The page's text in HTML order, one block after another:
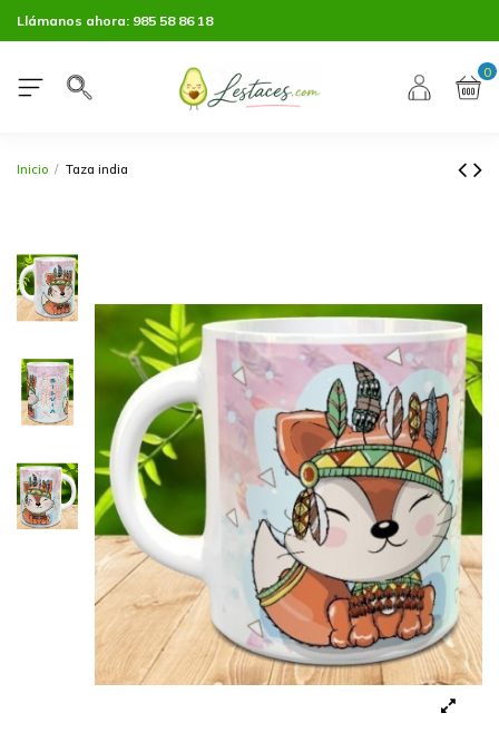
Llámanos ahora: 985 58 86 18
0
Inicio Taza india